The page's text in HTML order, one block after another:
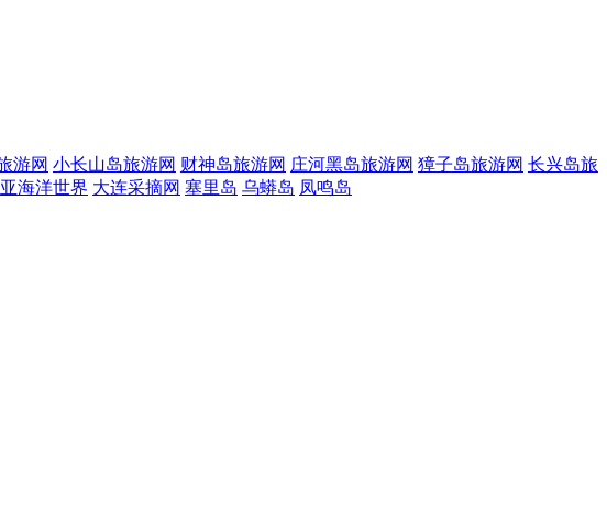
游网 小长山岛旅游网 财神岛旅游网 庄河黑岛旅游网 獐子岛旅游网 长兴岛旅
海洋世界 大连采摘网 塞里岛 乌蟒岛 凤鸣岛